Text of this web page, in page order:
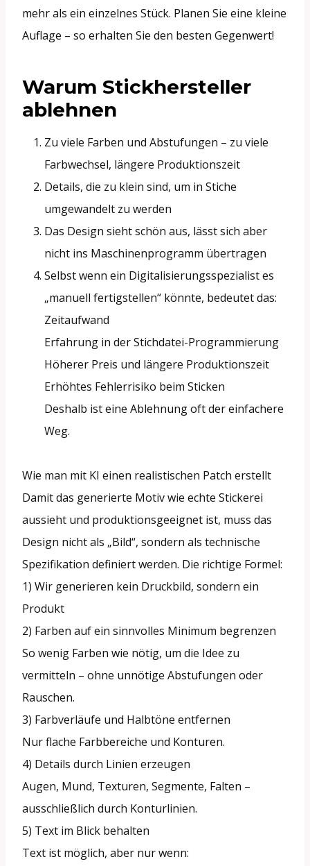
mehr als ein einzelnes Stück. Planen Sie eine kleine
Auflage – so erhalten Sie den besten Gegenwert!
Warum Stickhersteller
ablehnen
Zu viele Farben und Abstufungen – zu viele
Farbwechsel, längere Produktionszeit
Details, die zu klein sind, um in Stiche
umgewandelt zu werden
Das Design sieht schön aus, lässt sich aber
nicht ins Maschinenprogramm übertragen
Selbst wenn ein Digitalisierungsspezialist es
„manuell fertigstellen“ könnte, bedeutet das:
Zeitaufwand
Erfahrung in der Stichdatei-Programmierung
Höherer Preis und längere Produktionszeit
Erhöhtes Fehlerrisiko beim Sticken
Deshalb ist eine Ablehnung oft der einfachere
Weg.
Wie man mit KI einen realistischen Patch erstellt
Damit das generierte Motiv wie echte Stickerei
aussieht und produktionsgeeignet ist, muss das
Design nicht als „Bild“, sondern als technische
Spezifikation definiert werden. Die richtige Formel:
1) Wir generieren kein Druckbild, sondern ein
Produkt
2) Farben auf ein sinnvolles Minimum begrenzen
So wenig Farben wie nötig, um die Idee zu
vermitteln – ohne unnötige Abstufungen oder
Rauschen.
3) Farbverläufe und Halbtöne entfernen
Nur flache Farbbereiche und Konturen.
4) Details durch Linien erzeugen
Augen, Mund, Texturen, Segmente, Falten –
ausschließlich durch Konturlinien.
5) Text im Blick behalten
Text ist möglich, aber nur wenn: